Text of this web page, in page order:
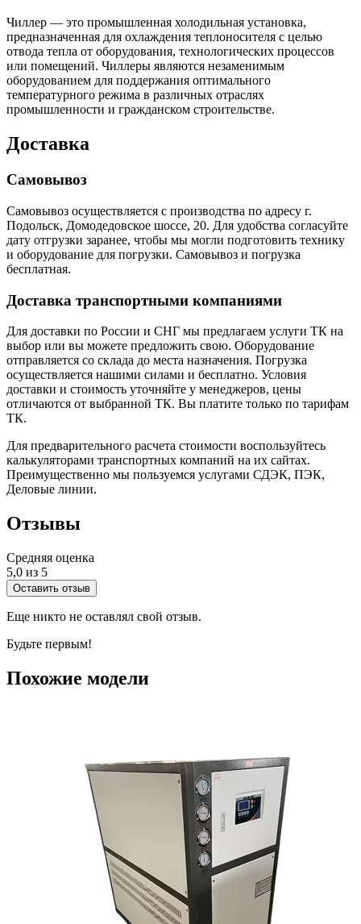
Чиллер — это промышленная холодильная установка,
предназначенная для охлаждения теплоносителя с целью
отвода тепла от оборудования, технологических процессов
или помещений. Чиллеры являются незаменимым
оборудованием для поддержания оптимального
температурного режима в различных отраслях
промышленности и гражданском строительстве.
Доставка
Самовывоз
Самовывоз осуществляется с производства по адресу г.
Подольск, Домодедовское шоссе, 20. Для удобства согласуйте
дату отгрузки заранее, чтобы мы могли подготовить технику
и оборудование для погрузки. Самовывоз и погрузка
бесплатная.
Доставка транспортными компаниями
Для доставки по России и СНГ мы предлагаем услуги ТК на
выбор или вы можете предложить свою. Оборудование
отправляется со склада до места назначения. Погрузка
осуществляется нашими силами и бесплатно. Условия
доставки и стоимость уточняйте у менеджеров, цены
отличаются от выбранной ТК. Вы платите только по тарифам
ТК.
Для предварительного расчета стоимости воспользуйтесь
калькуляторами транспортных компаний на их сайтах.
Преимущественно мы пользуемся услугами СДЭК, ПЭК,
Деловые линии.
Отзывы
Средняя оценка
5,0 из 5
Оставить отзыв
Еще никто не оставлял свой отзыв.
Будьте первым!
Похожие модели